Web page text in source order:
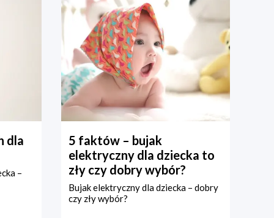
dla
–
5 faktów – bujak
elektryczny dla dziecka to
zły czy dobry wybór?
Bujak elektryczny dla dziecka – dobry
czy zły wybór?